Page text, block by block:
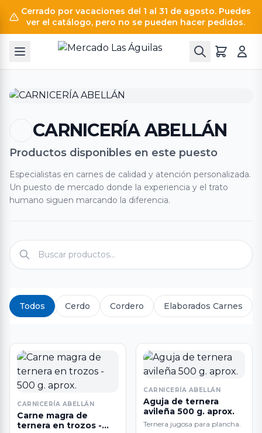
Cerrado por vacaciones del 1 al 31 de agosto. Puedes
ver el catálogo, pero no se pueden hacer pedidos.
CARNICERÍA ABELLÁN
Productos disponibles en este puesto
Especialistas en carnes de calidad y atención personalizada.
Un puesto de mercado donde la experiencia y el trato
humano siguen marcando la diferencia.
Todos Cerdo Cordero Elaborados Carnes
CARNICERÍA ABELLÁN
Carne magra de
ternera en trozos -
CARNICERÍA ABELLÁN
Aguja de ternera
avileña 500 g. aprox.
Ternera jugosa para plancha.